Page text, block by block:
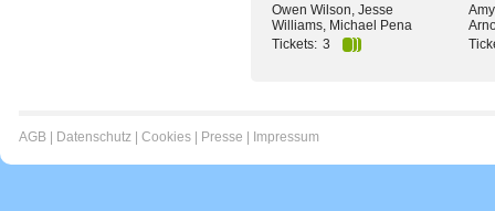
Owen Wilson, Jesse
Williams, Michael Pena
Tickets: 3
AGB Datenschutz Cookies Presse Impressum